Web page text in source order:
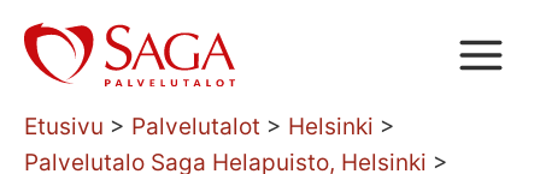
Siirry
sisältöön
Etusivu > Palvelutalot > Helsinki >
Palvelutalo Saga Helapuisto, Helsinki >